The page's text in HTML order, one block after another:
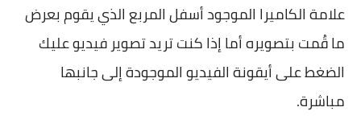
علامة الكاميرا الموجود أسفل المربع الذي يقوم بعرض
ما قُمت بتصويره أما إذا كنت تريد تصوير فيديو عليك
الضغط على أيقونة الفيديو الموجودة إلى جانبها
مباشرة.